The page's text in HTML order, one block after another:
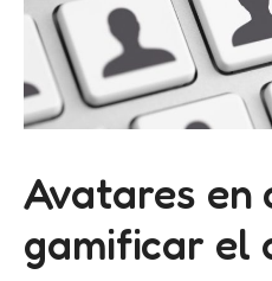
Avatares en
gamificar el